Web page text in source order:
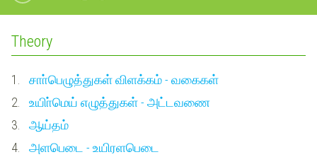
Theory
1.
சாா்பெழுத்துகள் விளக்கம் - வகைகள்
2.
உயிா்மெய் எழுத்துகள் - அட்டவணை
3.
ஆய்தம்
4.
அளபெடை - உயிரளபெடை